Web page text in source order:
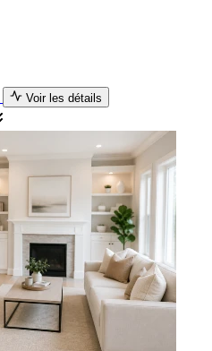
Voir les détails